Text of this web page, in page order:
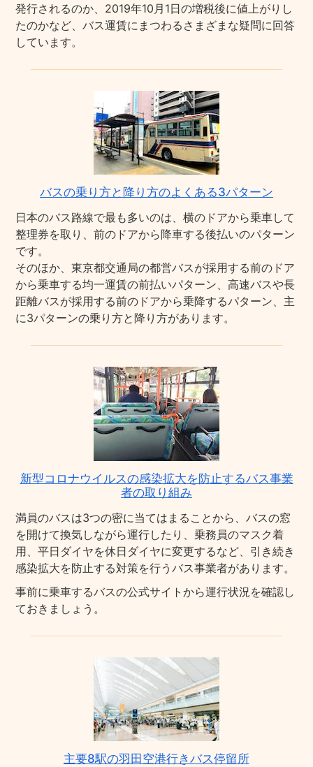
発行されるのか、2019年10月1日の増税後に値上がりし
たのかなど、バス運賃にまつわるさまざまな疑問に回答
しています。
バスの乗り方と降り方のよくある3パターン
日本のバス路線で最も多いのは、横のドアから乗車して
整理券を取り、前のドアから降車する後払いのパターン
です。
そのほか、東京都交通局の都営バスが採用する前のドア
から乗車する均一運賃の前払いパターン、高速バスや長
距離バスが採用する前のドアから乗降するパターン、主
に3パターンの乗り方と降り方があります。
新型コロナウイルスの感染拡大を防止するバス事業
者の取り組み
満員のバスは3つの密に当てはまることから、バスの窓
を開けて換気しながら運行したり、乗務員のマスク着
用、平日ダイヤを休日ダイヤに変更するなど、引き続き
感染拡大を防止する対策を行うバス事業者があります。
事前に乗車するバスの公式サイトから運行状況を確認し
ておきましょう。
主要8駅の羽田空港行きバス停留所